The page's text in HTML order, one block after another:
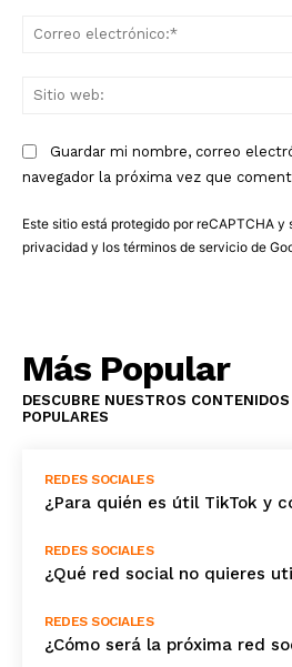
Guardar mi nombre, correo
navegador la próxima vez que
Este sitio está protegido por reCAPTCHA y
privacidad y los términos de servicio de
Más Popular
DESCUBRE NUESTROS
POPULARES
REDES SOCIALES
¿Para quién es útil TikTok y
REDES SOCIALES
¿Qué red social no quieres
REDES SOCIALES
¿Cómo será la próxima red